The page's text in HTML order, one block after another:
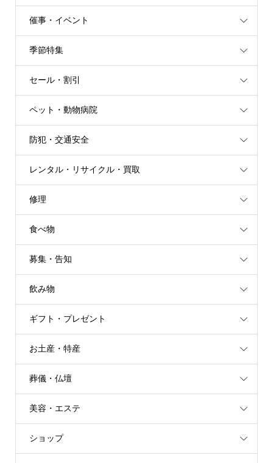
催事・イベント
季節特集
セール・割引
ペット・動物病院
防犯・交通安全
レンタル・リサイクル・買取
修理
食べ物
募集・告知
飲み物
ギフト・プレゼント
お土産・特産
葬儀・仏壇
美容・エステ
ショップ